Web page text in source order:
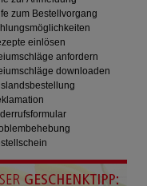
zum Bestellvorgang
einlösen
anfordern
downloaden